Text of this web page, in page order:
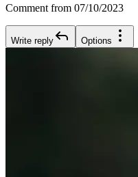
Comment from 07/10/2023
Write reply Options